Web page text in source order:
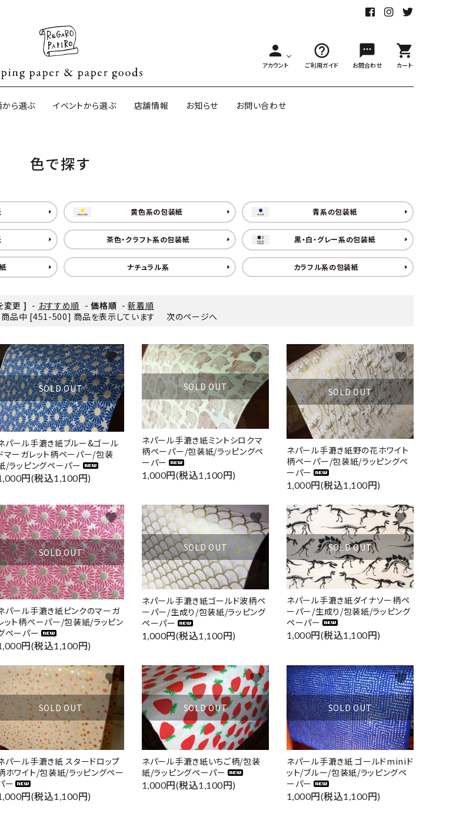
person
アカウント
help_outline
ご利用ガイド
sms
お問合わせ
shopping_cart
カート
和紙の包装紙(CAGWA paper)
ギリスのモダン包装紙 イギリスの両面包装紙 アメリカのクリエイター包装紙
本のペーパーブランド ラッピング用リボン・紐 アウトレットセール
から選ぶ イベントから選ぶ 店舗情報 お知らせ
お問い合わせ
色で探す
黄色系の包装紙 青系の包装紙
茶色・クラフト系の包装紙 黒・白・グレー系の包装紙
ナチュラル系 カラフル系の包装紙
変更 ] - おすすめ順 -価格順 -新着順
品中 [451-500] 商品を表示しています 次のページへ
SOLD OUT
パール手漉き紙ブルー&ゴール
マーガレット柄ペーパー/包装
/ラッピングペーパー
円(税込1,100円)
favorite
SOLD OUT
ネパール手漉き紙ミントシロクマ
柄ペーパー/包装紙/ラッピングペ
ーパー
1,000円(税込1,100円)
favorite
SOLD OUT
ネパール手漉き紙野の花ホワイト
柄ペーパー/包装紙/ラッピングペ
ーパー
1,000円(税込1,100円)
favorite
SOLD OUT
パール手漉き紙ピンクのマーガ
ット柄ペーパー/包装紙/ラッピン
ペーパー
円(税込1,100円)
favorite
SOLD OUT
ネパール手漉き紙ゴールド波柄ペ
ーパー/生成り/包装紙/ラッピング
ペーパー
1,000円(税込1,100円)
favorite
SOLD OUT
ネパール手漉き紙ダイナソー柄ペ
ーパー/生成り/包装紙/ラッピング
ペーパー
1,000円(税込1,100円)
favorite
SOLD OUT
パール手漉き紙 スタードロップ
ホワイト/包装紙/ラッピングペー
ー
円(税込1,100円)
favorite
SOLD OUT
ネパール手漉き紙いちご柄/包装
紙/ラッピングペーパー
1,000円(税込1,100円)
favorite
SOLD OUT
ネパール手漉き紙 ゴールドminiド
ット/ブルー/包装紙/ラッピングペ
ーパー
1,000円(税込1,100円)
favorite